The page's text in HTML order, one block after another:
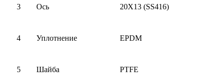
3 Ось 20Х13 (SS416)
4 Уплотнение EPDM
5 Шайба PTFE